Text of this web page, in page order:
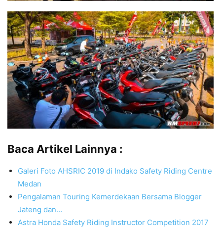
Baca Artikel Lainnya :
Galeri Foto AHSRIC 2019 di Indako Safety Riding Centre
Medan
Pengalaman Touring Kemerdekaan Bersama Blogger
Jateng dan…
Astra Honda Safety Riding Instructor Competition 2017